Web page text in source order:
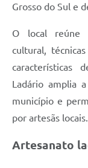
Grosso do Sul e
O local reúne
cultural,
características
Ladário amplia
município e
por artesãs locais.
Artesanato